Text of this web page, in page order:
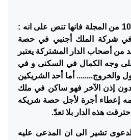
و بالرجوع الى المادة 1075 من المجلة فانها تنص على انه :
شركة الملك أجنبي في حصة
من أصحاب الدار المشتركة يعتبر
الكمال في السكنى و في
والخروج........ أما أحد الشريكين
إذن الآخر فهو ساكن في ملك
إعطاء أجرة لأجل حصة شريكه
هذه الدار بلا تعدّ.
تشير الى ان المدعى عليه